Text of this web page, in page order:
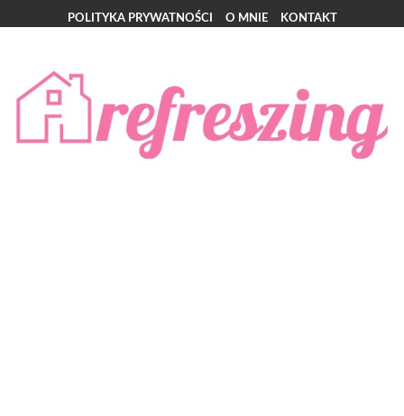
POLITYKA PRYWATNOŚCI O MNIE KONTAKT